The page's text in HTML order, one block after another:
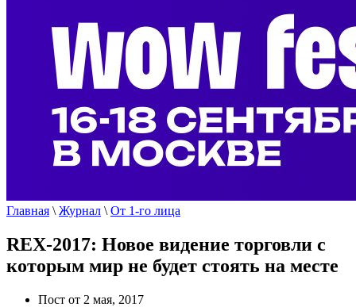
Главная \ Журнал \ От 1-го лица
REX-2017: Новое видение торговли с
которым мир не будет стоять на месте
Пост от 2 мая, 2017